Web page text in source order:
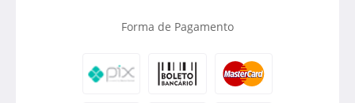
Forma de Pagamento